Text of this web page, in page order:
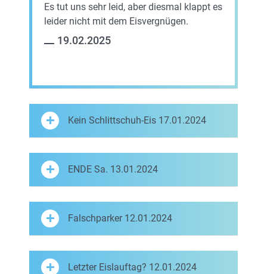
Es tut uns sehr leid, aber diesmal klappt es
leider nicht mit dem Eisvergnügen.
19.02.2025
Kein Schlittschuh-Eis 17.01.2024
ENDE Sa. 13.01.2024
Falschparker 12.01.2024
Letzter Eislauftag? 12.01.2024